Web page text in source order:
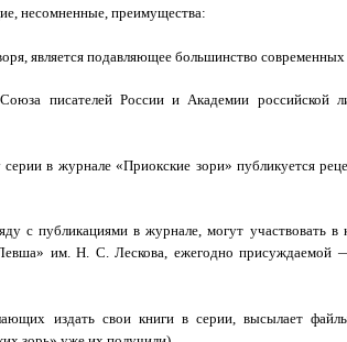
несомненные, преимущества:
является подавляющее большинство
писателей России и Академии российской
в журнале «Приокские зори» публикуется
с публикациями в журнале, могут участвовать в
им. Н. С. Лескова, ежегодно
издать свои книги в серии, высылает